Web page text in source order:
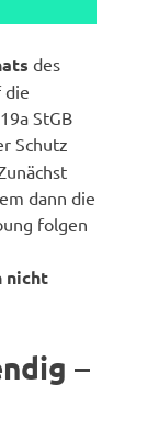
des
die
StGB
Schutz
dann die
folgen
nicht
–